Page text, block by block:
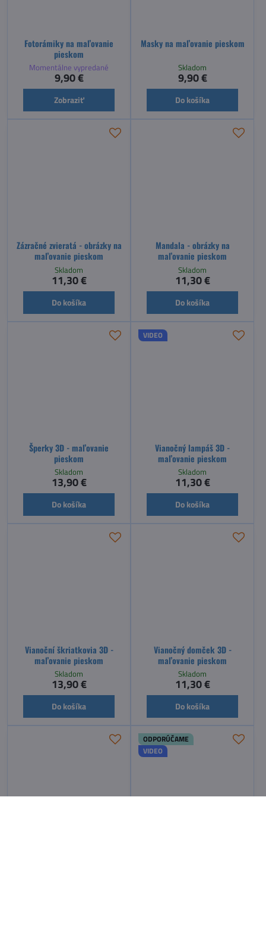
Fotorámiky na maľovanie
pieskom
Momentálne vypredané
9,90 €
Zobraziť
Masky na maľovanie pieskom
Skladom
9,90 €
Do košíka
Zázračné zvieratá - obrázky na
maľovanie pieskom
Skladom
11,30 €
Do košíka
Mandala - obrázky na
maľovanie pieskom
Skladom
11,30 €
Do košíka
Šperky 3D - maľovanie
pieskom
Skladom
13,90 €
Do košíka
VIDEO
Vianočný lampáš 3D -
maľovanie pieskom
Skladom
11,30 €
Do košíka
Vianoční škriatkovia 3D -
maľovanie pieskom
Skladom
13,90 €
Do košíka
Vianočný domček 3D -
maľovanie pieskom
Skladom
11,30 €
Do košíka
ODPORÚČAME
VIDEO